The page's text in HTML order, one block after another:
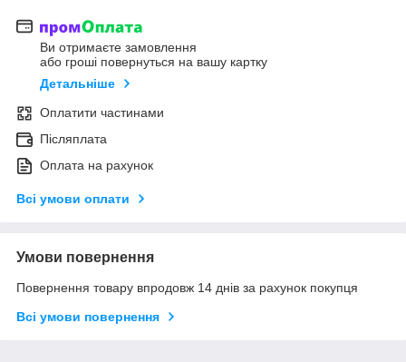
Ви отримаєте замовлення
або гроші повернуться на вашу картку
Детальніше
Оплатити частинами
Післяплата
Оплата на рахунок
Всі умови оплати
Умови повернення
Повернення товару впродовж 14 днів за рахунок покупця
Всі умови повернення